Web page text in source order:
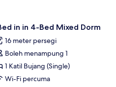
in in 4-Bed Mixed Dorm
16 meter persegi
Boleh menampung 1
1 Katil Bujang (Single)
Wi-Fi percuma